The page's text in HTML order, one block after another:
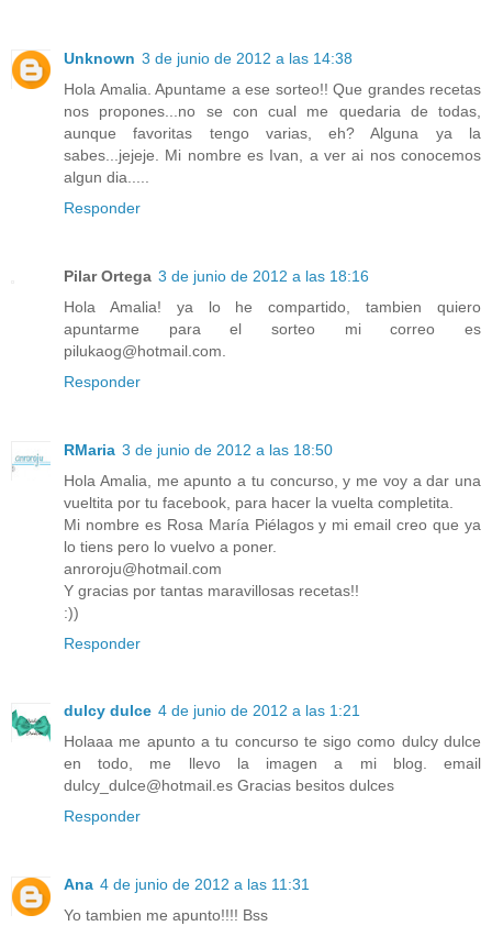
Unknown 3 de junio de 2012 a las 14:38
Hola Amalia. Apuntame a ese sorteo!! Que grandes recetas
nos propones...no se con cual me quedaria de todas,
aunque favoritas tengo varias, eh? Alguna ya la
sabes...jejeje. Mi nombre es Ivan, a ver ai nos conocemos
algun dia.....
Responder
Pilar Ortega 3 de junio de 2012 a las 18:16
Hola Amalia! ya lo he compartido, tambien quiero
apuntarme para el sorteo mi correo es
pilukaog@hotmail.com.
Responder
RMaria 3 de junio de 2012 a las 18:50
Hola Amalia, me apunto a tu concurso, y me voy a dar una
vueltita por tu facebook, para hacer la vuelta completita.
Mi nombre es Rosa María Piélagos y mi email creo que ya
lo tiens pero lo vuelvo a poner.
anroroju@hotmail.com
Y gracias por tantas maravillosas recetas!!
:))
Responder
dulcy dulce 4 de junio de 2012 a las 1:21
Holaaa me apunto a tu concurso te sigo como dulcy dulce
en todo, me llevo la imagen a mi blog. email
dulcy_dulce@hotmail.es Gracias besitos dulces
Responder
Ana 4 de junio de 2012 a las 11:31
Yo tambien me apunto!!!! Bss